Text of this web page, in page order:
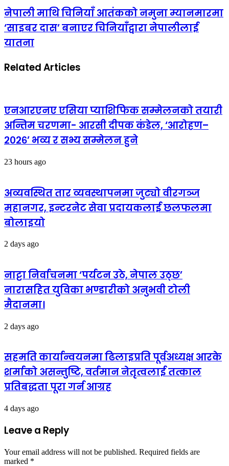
नेपाली माथि चिनियाँ आतंकको नमुना म्यानमारमा
‘साइबर दास’ बनाएर चिनियाँद्वारा नेपालीलाई
यातना
Related Articles
एनआरएनए एसिया प्याशिफिक सम्मेलनको तयारी
अन्तिम चरणमा- आरसी दीपक कंडेल, ‘आरोहण–
२०२६’ भव्य र सभ्य सम्मेलन हुने
23 hours ago
अव्यवस्थित तार व्यवस्थापनमा जुट्यो वीरगञ्ज
महानगर, इन्टरनेट सेवा प्रदायकलाई छलफलमा
बोलाइयो
2 days ago
नाट्टा निर्वाचनमा ‘पर्यटन उठे, नेपाल उठ्छ’
नारासहित युविका भण्डारीको अनुभवी टोली
मैदानमा।
2 days ago
सहमति कार्यान्वयनमा ढिलाइप्रति पूर्वअध्यक्ष आरके
शर्माको असन्तुष्टि, वर्तमान नेतृत्वलाई तत्काल
प्रतिबद्धता पूरा गर्न आग्रह
4 days ago
Leave a Reply
Your email address will not be published. Required fields are
marked *